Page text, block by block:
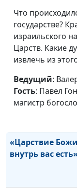
Что
государстве?
израильского
Царств. Какие
извлечь из
Ведущий:
Гость: Павел
магистр
Карма и
Опасные
Философии
христианской
Одолевает ли
верующего
«Царствие
внутрь вас есть»